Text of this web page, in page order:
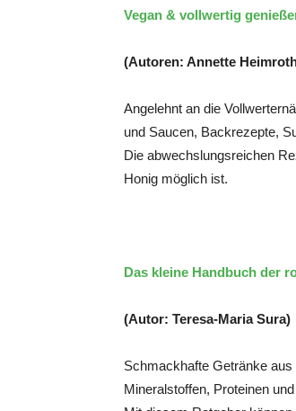
Vegan & vollwertig
(Autoren: Annette
Angelehnt an die
und Saucen, Backrezepte,
Die abwechslungsreichen
Honig möglich ist.
Das kleine Handbuch der
(Autor: Teresa-Maria Sura)
Schmackhafte Getränke
Mineralstoffen, Proteinen